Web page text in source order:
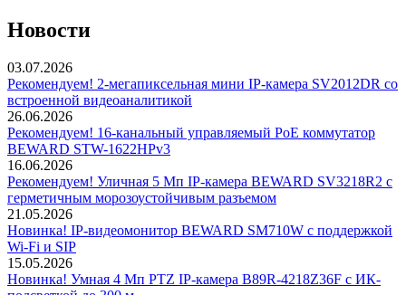
Новости
03.07.2026
Рекомендуем! 2-мегапиксельная мини IP-камера SV2012DR со
встроенной видеоаналитикой
26.06.2026
Рекомендуем! 16-канальный управляемый PoE коммутатор
BEWARD STW-1622HPv3
16.06.2026
Рекомендуем! Уличная 5 Мп IP-камера BEWARD SV3218R2 с
герметичным морозоустойчивым разъемом
21.05.2026
Новинка! IP-видеомонитор BEWARD SM710W с поддержкой
Wi-Fi и SIP
15.05.2026
Новинка! Умная 4 Мп PTZ IP-камера B89R-4218Z36F с ИК-